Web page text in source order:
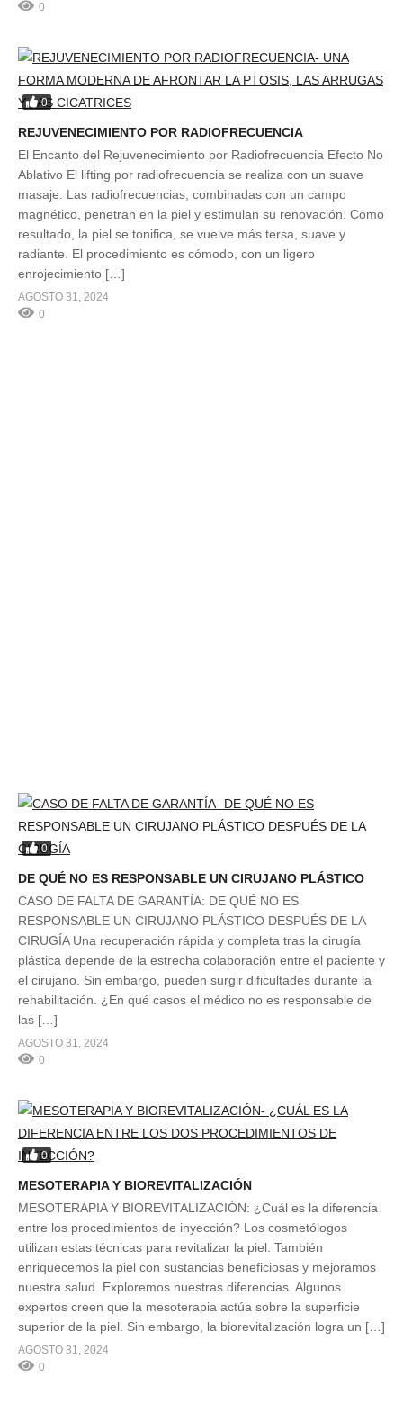
0
0
REJUVENECIMIENTO POR RADIOFRECUENCIA
El Encanto del Rejuvenecimiento por Radiofrecuencia Efecto No
Ablativo El lifting por radiofrecuencia se realiza con un suave
masaje. Las radiofrecuencias, combinadas con un campo
magnético, penetran en la piel y estimulan su renovación. Como
resultado, la piel se tonifica, se vuelve más tersa, suave y
radiante. El procedimiento es cómodo, con un ligero
enrojecimiento […]
AGOSTO 31, 2024
0
0
DE QUÉ NO ES RESPONSABLE UN CIRUJANO PLÁSTICO
CASO DE FALTA DE GARANTÍA: DE QUÉ NO ES
RESPONSABLE UN CIRUJANO PLÁSTICO DESPUÉS DE LA
CIRUGÍA Una recuperación rápida y completa tras la cirugía
plástica depende de la estrecha colaboración entre el paciente y
el cirujano. Sin embargo, pueden surgir dificultades durante la
rehabilitación. ¿En qué casos el médico no es responsable de
las […]
AGOSTO 31, 2024
0
0
MESOTERAPIA Y BIOREVITALIZACIÓN
MESOTERAPIA Y BIOREVITALIZACIÓN: ¿Cuál es la diferencia
entre los procedimientos de inyección? Los cosmetólogos
utilizan estas técnicas para revitalizar la piel. También
enriquecemos la piel con sustancias beneficiosas y mejoramos
nuestra salud. Exploremos nuestras diferencias. Algunos
expertos creen que la mesoterapia actúa sobre la superficie
superior de la piel. Sin embargo, la biorevitalización logra un […]
AGOSTO 31, 2024
0